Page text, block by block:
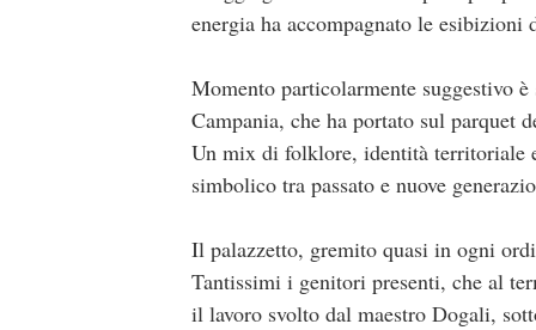
energia ha accompagnato le
Momento particolarmente suggestivo
Campania, che ha portato sul parquet
Un mix di folklore, identità territoriale
simbolico tra passato e nuove
Il palazzetto, gremito quasi in ogni
Tantissimi i genitori presenti, che al
il lavoro svolto dal maestro Dogali,